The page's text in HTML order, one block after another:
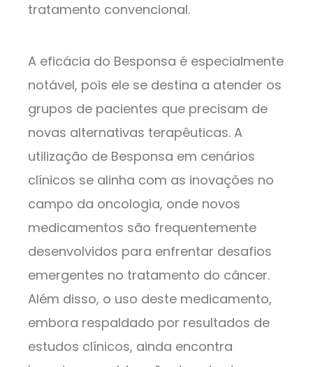
tratamento convencional.
A eficácia do Besponsa é especialmente
notável, pois ele se destina a atender os
grupos de pacientes que precisam de
novas alternativas terapêuticas. A
utilização de Besponsa em cenários
clínicos se alinha com as inovações no
campo da oncologia, onde novos
medicamentos são frequentemente
desenvolvidos para enfrentar desafios
emergentes no tratamento do câncer.
Além disso, o uso deste medicamento,
embora respaldado por resultados de
estudos clínicos, ainda encontra